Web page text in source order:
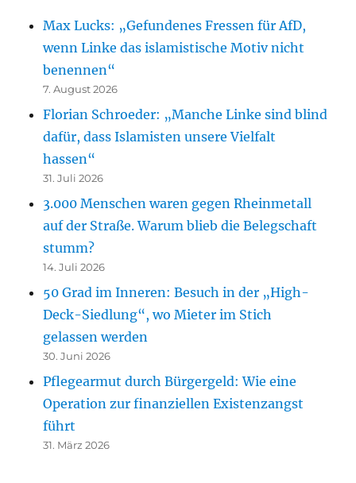
Max Lucks: „Gefundenes Fressen für AfD,
wenn Linke das islamistische Motiv nicht
benennen“
7. August 2026
Florian Schroeder: „Manche Linke sind blind
dafür, dass Islamisten unsere Vielfalt
hassen“
31. Juli 2026
3.000 Menschen waren gegen Rheinmetall
auf der Straße. Warum blieb die Belegschaft
stumm?
14. Juli 2026
50 Grad im Inneren: Besuch in der „High-
Deck-Siedlung“, wo Mieter im Stich
gelassen werden
30. Juni 2026
Pflegearmut durch Bürgergeld: Wie eine
Operation zur finanziellen Existenzangst
führt
31. März 2026